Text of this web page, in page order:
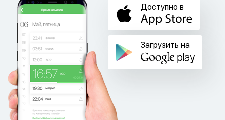
Доступно в
Загрузить на